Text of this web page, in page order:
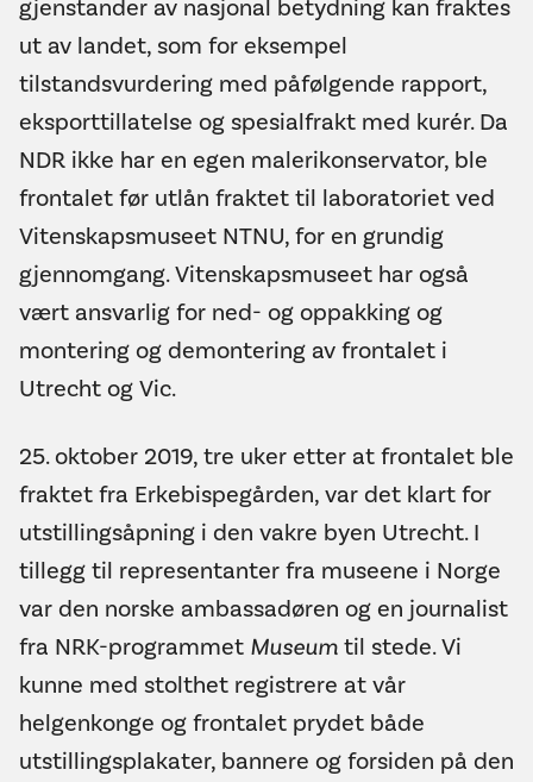
gjenstander av nasjonal betydning kan fraktes
ut av landet, som for eksempel
tilstandsvurdering med påfølgende rapport,
eksporttillatelse og spesialfrakt med kurér. Da
NDR ikke har en egen malerikonservator, ble
frontalet før utlån fraktet til laboratoriet ved
Vitenskapsmuseet NTNU, for en grundig
gjennomgang. Vitenskapsmuseet har også
vært ansvarlig for ned- og oppakking og
montering og demontering av frontalet i
Utrecht og Vic.
25. oktober 2019, tre uker etter at frontalet ble
fraktet fra Erkebispegården, var det klart for
utstillingsåpning i den vakre byen Utrecht. I
tillegg til representanter fra museene i Norge
var den norske ambassadøren og en journalist
fra NRK-programmet Museumtil stede. Vi
kunne med stolthet registrere at vår
helgenkonge og frontalet prydet både
utstillingsplakater, bannere og forsiden på den